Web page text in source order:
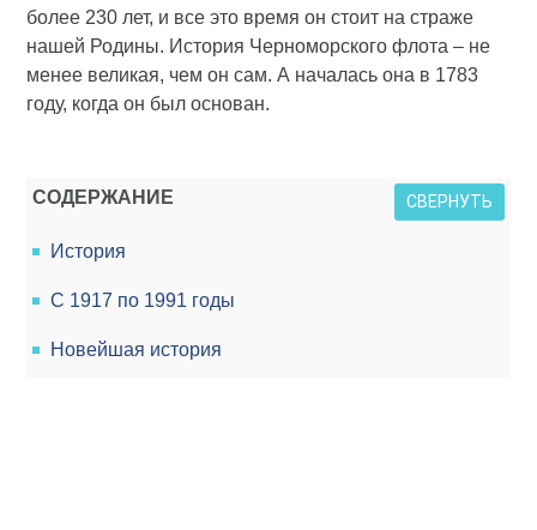
более 230 лет, и все это время он стоит на страже
нашей Родины. История Черноморского флота – не
менее великая, чем он сам. А началась она в 1783
году, когда он был основан.
СОДЕРЖАНИЕ СВЕРНУТЬ
История
С 1917 по 1991 годы
Новейшая история